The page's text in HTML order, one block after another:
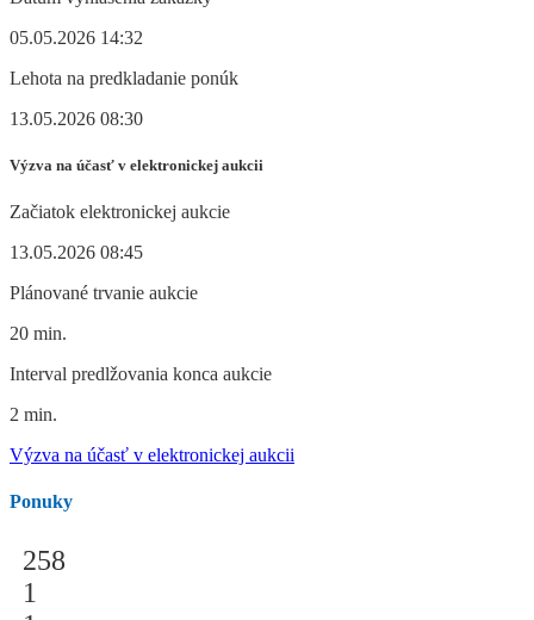
05.05.2026 14:32
Lehota na predkladanie ponúk
13.05.2026 08:30
Výzva na účasť v elektronickej aukcii
Začiatok elektronickej aukcie
13.05.2026 08:45
Plánované trvanie aukcie
20 min.
Interval predlžovania konca aukcie
2 min.
Výzva na účasť v elektronickej aukcii
Ponuky
258
1